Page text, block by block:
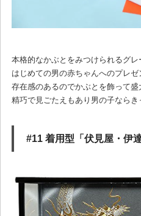
本格的なかぶとをみつけられるグレ
はじめての男の赤ちゃんへのプレゼ
存在感のあるのでかぶとを飾って盛
精巧で見ごたえもあり男の子ならき
#11 着用型「伏見屋・伊